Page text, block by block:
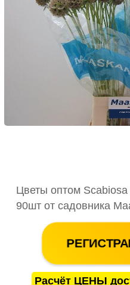
Цветы оптом
90шт от садовника
Расчёт ЦЕНЫ